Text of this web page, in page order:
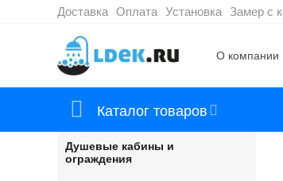
Доставка Оплата Установка Замер с
О компании
Каталог товаров
Душевые кабины и
ограждения